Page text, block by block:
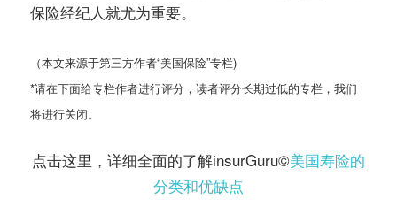
保险经纪人就尤为重要。
（本文来源于第三方作者“美国保险”专栏)
*请在下面给专栏作者进行评分，读者评分长期过低的专栏，我们
将进行关闭。
点击这里，详细全面的了解insurGuru©️美国寿险的
分类和优缺点